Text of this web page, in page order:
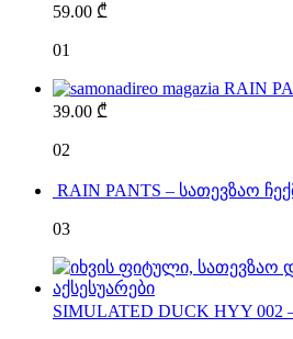
59.00 ₾
01
RAIN
39.00 ₾
02
RAIN PANTS – სათევზაო
03
SIMULATED DUCK HYY 002